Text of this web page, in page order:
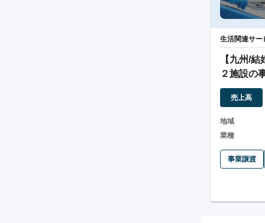
生活関連サー
【九州/
２施設の
能）
売上高
地域
業種
事業譲渡